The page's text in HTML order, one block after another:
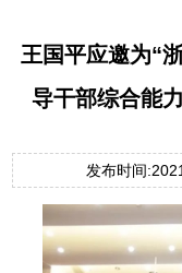
王国平应邀为“
导干部综合能
发布时间